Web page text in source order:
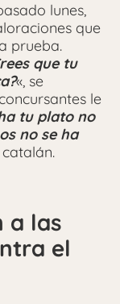
lunes,
que
prueba.
que tu
«, se
le
tu plato no
no se ha
a las
el